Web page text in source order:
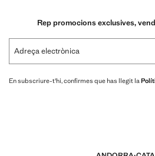
Rep promocions exclusives,
Adreça electrònica
En subscriure-t'hi, confirmes que has llegit la